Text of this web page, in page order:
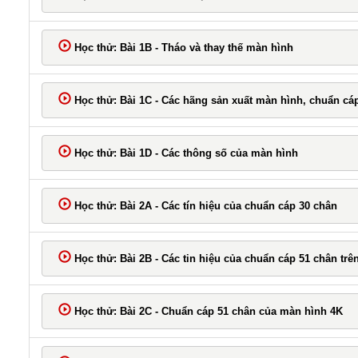
LCD
4K
Sony,
LG,
Samsung
Học thử: Bài 1B - Tháo và thay thế màn hình
Học thử: Bài 1C - Các hãng sản xuất màn hình, chuẩn
Học thử: Bài 1D - Các thông số của màn hình
Học thử: Bài 2A - Các tín hiệu của chuẩn cáp 30 chân
Học thử: Bài 2B - Các tin hiệu của chuẩn cáp 51 chân
Học thử: Bài 2C - Chuẩn cáp 51 chân của màn hình 4K